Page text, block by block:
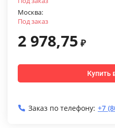
Москва:
Под заказ
2 978,75 ₽
Купить
Заказ по телефону: +7